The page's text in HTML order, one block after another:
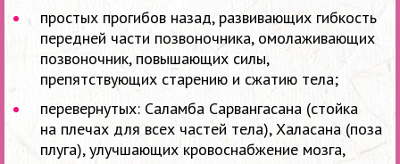
простых прогибов назад, развивающих гибкость
передней части позвоночника, омолаживающих
позвоночник, повышающих силы,
препятствующих старению и сжатию тела;
перевернутых: Саламба Сарвангасана (стойка
на плечах для всех частей тела), Халасана (поза
плуга), улучшающих кровоснабжение мозга,